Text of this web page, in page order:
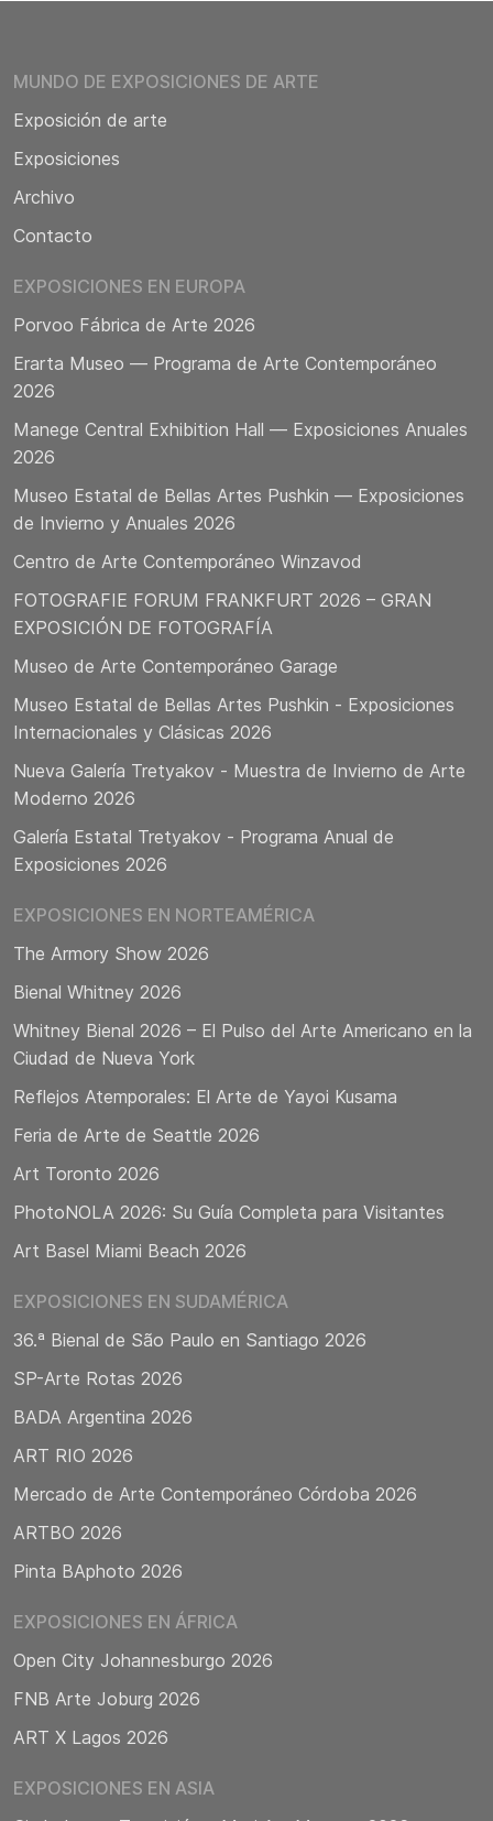
MUNDO DE EXPOSICIONES DE ARTE
Exposición de arte
Exposiciones
Archivo
Contacto
EXPOSICIONES EN EUROPA
Porvoo Fábrica de Arte 2026
Erarta Museo — Programa de Arte Contemporáneo
2026
Manege Central Exhibition Hall — Exposiciones Anuales
2026
Museo Estatal de Bellas Artes Pushkin — Exposiciones
de Invierno y Anuales 2026
Centro de Arte Contemporáneo Winzavod
FOTOGRAFIE FORUM FRANKFURT 2026 – GRAN
EXPOSICIÓN DE FOTOGRAFÍA
Museo de Arte Contemporáneo Garage
Museo Estatal de Bellas Artes Pushkin - Exposiciones
Internacionales y Clásicas 2026
Nueva Galería Tretyakov - Muestra de Invierno de Arte
Moderno 2026
Galería Estatal Tretyakov - Programa Anual de
Exposiciones 2026
EXPOSICIONES EN NORTEAMÉRICA
The Armory Show 2026
Bienal Whitney 2026
Whitney Bienal 2026 – El Pulso del Arte Americano en la
Ciudad de Nueva York
Reflejos Atemporales: El Arte de Yayoi Kusama
Feria de Arte de Seattle 2026
Art Toronto 2026
PhotoNOLA 2026: Su Guía Completa para Visitantes
Art Basel Miami Beach 2026
EXPOSICIONES EN SUDAMÉRICA
36.ª Bienal de São Paulo en Santiago 2026
SP-Arte Rotas 2026
BADA Argentina 2026
ART RIO 2026
Mercado de Arte Contemporáneo Córdoba 2026
ARTBO 2026
Pinta BAphoto 2026
EXPOSICIONES EN ÁFRICA
Open City Johannesburgo 2026
FNB Arte Joburg 2026
ART X Lagos 2026
EXPOSICIONES EN ASIA